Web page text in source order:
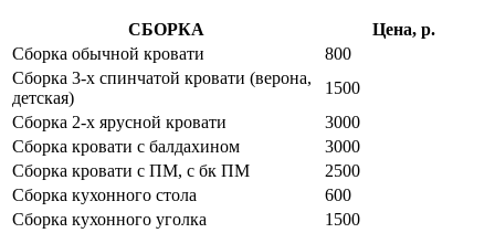
СБОРКА
Цена, р.
Сборка обычной кровати
800
Сборка 3-х спинчатой кровати (верона,
детская)
1500
Сборка 2-х ярусной кровати
3000
Сборка кровати с балдахином
3000
Сборка кровати с ПМ, с бк ПМ
2500
Сборка кухонного стола
600
Сборка кухонного уголка
1500